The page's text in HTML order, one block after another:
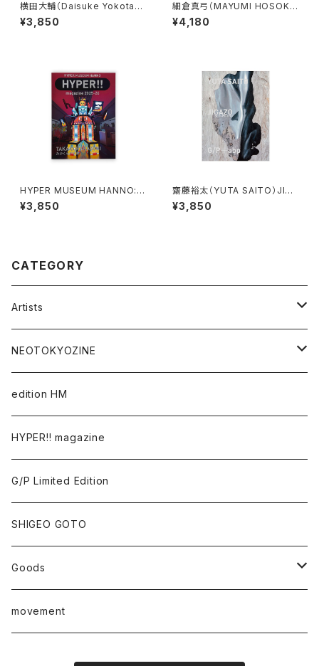
横田大輔（Daisuke Yokota）U
ntitled/Photographs
¥3,850
細倉真弓（MAYUMI HOSOKU
RA）KAZAN
¥4,180
HYPER MUSEUM HANNO: H
YPER!! magazine 2025-202
6 たかくらかずき
¥3,850
齋藤裕太（YUTA SAITO）JIGA
ZO
¥3,850
CATEGORY
Artists
Takaaki Akashi
Kenta Cobayashi
Tomoo Gokita
Yutaka Hashimura
Mayumi Hosokura
Keiji Ito
junaida
NEOTOKYOZINE
BROKEN MIRRORS
TOKYO FRONTLINE PHOTO AWARD
edition HM
HYPER!! magazine
G/P Limited Edition
SHIGEO GOTO
Goods
T-shirt
movement